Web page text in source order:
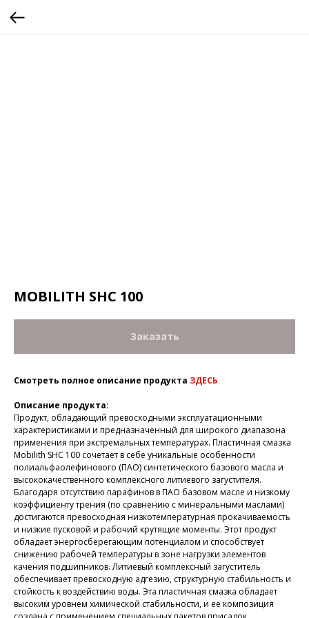
MOBILITH SHC 100
Заказать
Смотреть полное описание продукта ЗДЕСЬ
Описание продукта:
Продукт, обладающий превосходными эксплуатационными
характеристиками и предназначенный для широкого диапазона
применения при экстремальных температурах. Пластичная смазка
Mobilith SHC 100 сочетает в себе уникальные особенности
полиальфаолефинового (ПАО) синтетического базового масла и
высококачественного комплексного литиевого загустителя.
Благодаря отсутствию парафинов в ПАО базовом масле и низкому
коэффициенту трения (по сравнению с минеральными маслами)
достигаются превосходная низкотемпературная прокачиваемость
и низкие пусковой и рабочий крутящие моменты. Этот продукт
обладает энергосберегающим потенциалом и способствует
снижению рабочей температуры в зоне нагрузки элементов
качения подшипников. Литиевый комплексный загуститель
обеспечивает превосходную адгезию, структурную стабильность и
стойкость к воздействию воды. Эта пластичная смазка обладает
высоким уровнем химической стабильности, и ее композиция